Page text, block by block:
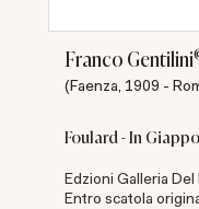
Franco Gentilini
(Faenza, 1909 -
Foulard - In
Edzioni Galleria
Entro scatola